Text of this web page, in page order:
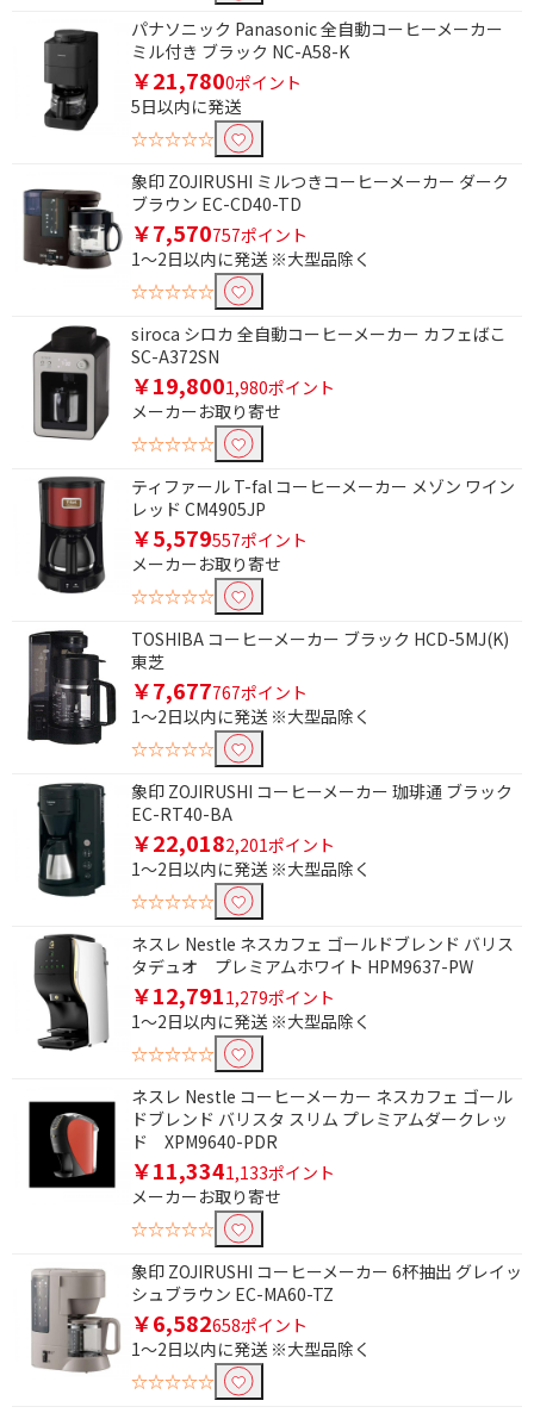
パナソニック Panasonic 全自動コーヒーメーカー
ミル付き ブラック NC-A58-K
￥21,7800ポイント
5日以内に発送
☆☆☆☆☆
象印 ZOJIRUSHI ミルつきコーヒーメーカー ダーク
ブラウン EC-CD40-TD
￥7,570757ポイント
1～2日以内に発送 ※大型品除く
☆☆☆☆☆
siroca シロカ 全自動コーヒーメーカー カフェばこ
SC-A372SN
￥19,8001,980ポイント
メーカーお取り寄せ
☆☆☆☆☆
ティファール T-fal コーヒーメーカー メゾン ワイン
レッド CM4905JP
￥5,579557ポイント
メーカーお取り寄せ
☆☆☆☆☆
TOSHIBA コーヒーメーカー ブラック HCD-5MJ(K)
東芝
￥7,677767ポイント
1～2日以内に発送 ※大型品除く
☆☆☆☆☆
象印 ZOJIRUSHI コーヒーメーカー 珈琲通 ブラック
EC-RT40-BA
￥22,0182,201ポイント
1～2日以内に発送 ※大型品除く
☆☆☆☆☆
ネスレ Nestle ネスカフェ ゴールドブレンド バリス
タデュオ プレミアムホワイト HPM9637-PW
￥12,7911,279ポイント
1～2日以内に発送 ※大型品除く
☆☆☆☆☆
ネスレ Nestle コーヒーメーカー ネスカフェ ゴール
ドブレンド バリスタ スリム プレミアムダークレッ
ド XPM9640-PDR
￥11,3341,133ポイント
メーカーお取り寄せ
☆☆☆☆☆
象印 ZOJIRUSHI コーヒーメーカー 6杯抽出 グレイッ
シュブラウン EC-MA60-TZ
￥6,582658ポイント
1～2日以内に発送 ※大型品除く
☆☆☆☆☆
条件で絞り込む
フリーワードで絞り込む
除外する
除外する にチェックを入れると、指定したワード
を除外して検索します。
価格で絞り込む
タイマーで絞り込む
有
タイプで絞り込む
全自動
ミル付き
ミルなし
容量(ドリップ時最大カップ数)で絞り込む
5～6杯
フィルタータイプで絞り込む
ペーパー
ペーパー/メッシュ
サーバータイプで絞り込む
ステンレス
着脱式タンクで絞り込む
有
浄水機能で絞り込む